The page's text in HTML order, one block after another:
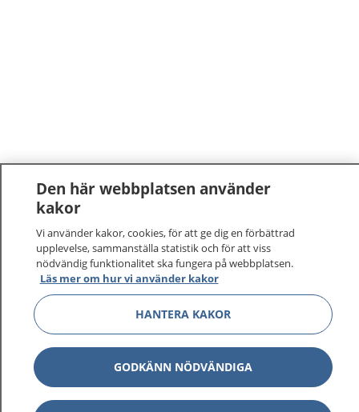
1177–tryggt om din hälsa och vård
På 1177.se får du råd om hälsa och information om
sjukdomar och vilka mottagningar du kan kontakta.
Logga in för att läsa din journal och göra dina
vårdärenden. Ring telefonnummer 1177 för
1177 ger dig råd när du vill må bättre.
Den här webbplatsen använder
kakor
Vi använder kakor, cookies, för att ge dig en förbättrad
upplevelse, sammanställa statistik och för att viss
nödvändig funktionalitet ska fungera på webbplatsen.
Läs mer om hur vi använder kakor
HANTERA KAKOR
GODKÄNN NÖDVÄNDIGA